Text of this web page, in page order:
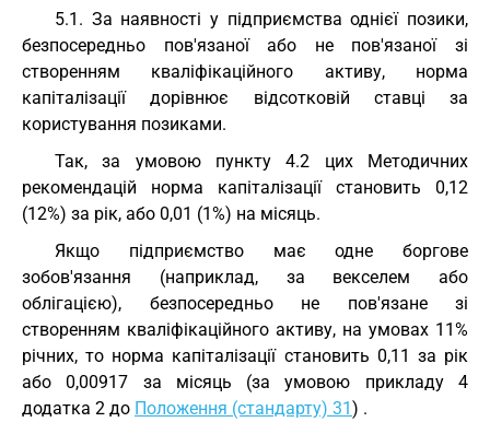
5.1. За наявності у підприємства однієї позики,
безпосередньо пов'язаної або не пов'язаної зі
створенням кваліфікаційного активу, норма
капіталізації дорівнює відсотковій ставці за
користування позиками.
Так, за умовою пункту 4.2 цих Методичних
рекомендацій норма капіталізації становить 0,12
(12%) за рік, або 0,01 (1%) на місяць.
Якщо підприємство має одне боргове
зобов'язання (наприклад, за векселем або
облігацією), безпосередньо не пов'язане зі
створенням кваліфікаційного активу, на умовах 11%
річних, то норма капіталізації становить 0,11 за рік
або 0,00917 за місяць (за умовою прикладу 4
додатка 2 до Положення (стандарту) 31) .